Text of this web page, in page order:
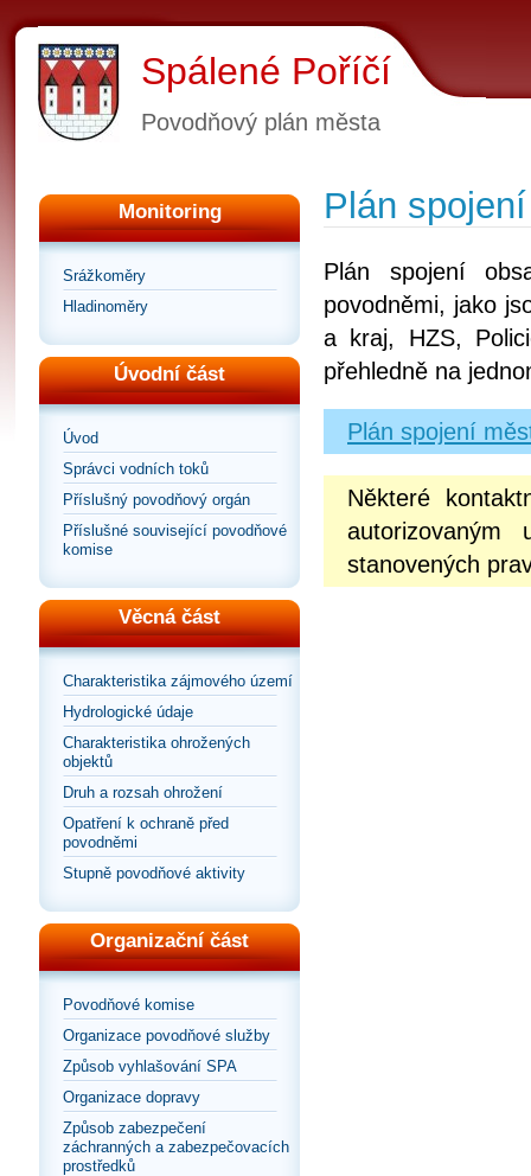
Spálené Poříčí
Povodňový plán města
Monitoring
Srážkoměry
Hladinoměry
Úvodní část
Úvod
Správci vodních toků
Příslušný povodňový orgán
Příslušné související povodňové
komise
Věcná část
Charakteristika zájmového území
Hydrologické údaje
Charakteristika ohrožených
objektů
Druh a rozsah ohrožení
Opatření k ochraně před
povodněmi
Stupně povodňové aktivity
Organizační část
Povodňové komise
Organizace povodňové služby
Způsob vyhlašování SPA
Organizace dopravy
Způsob zabezpečení
záchranných a zabezpečovacích
prostředků
Plán
Plán spojení
povodněmi, jako
a kraj, HZS,
přehledně na
Plán spojení
Některé
stanovených